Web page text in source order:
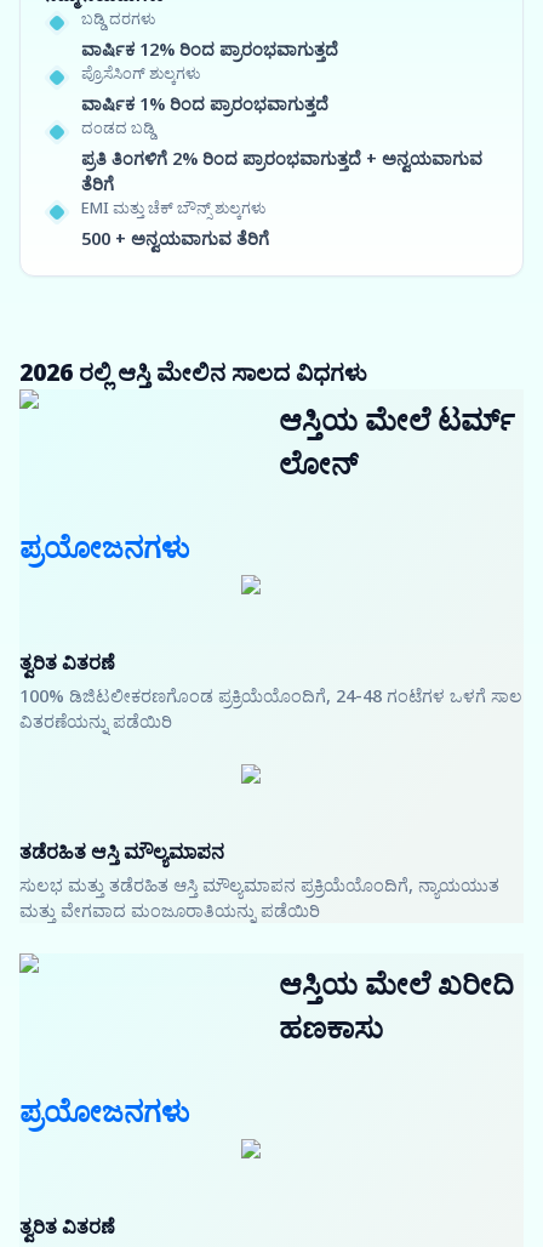
ಬಡ್ಡಿ ದರಗಳು
ವಾರ್ಷಿಕ 12% ರಿಂದ ಪ್ರಾರಂಭವಾಗುತ್ತದೆ
ಪ್ರೊಸೆಸಿಂಗ್ ಶುಲ್ಕಗಳು
ವಾರ್ಷಿಕ 1% ರಿಂದ ಪ್ರಾರಂಭವಾಗುತ್ತದೆ
ದಂಡದ ಬಡ್ಡಿ
ಪ್ರತಿ ತಿಂಗಳಿಗೆ 2% ರಿಂದ ಪ್ರಾರಂಭವಾಗುತ್ತದೆ + ಅನ್ವಯವಾಗುವ
ತೆರಿಗೆ
EMI ಮತ್ತು ಚೆಕ್ ಬೌನ್ಸ್ ಶುಲ್ಕಗಳು
500 + ಅನ್ವಯವಾಗುವ ತೆರಿಗೆ
2026 ರಲ್ಲಿ ಆಸ್ತಿ ಮೇಲಿನ ಸಾಲದ ವಿಧಗಳು
ಆಸ್ತಿಯ ಮೇಲೆ ಟರ್ಮ್
ಲೋನ್
ಪ್ರಯೋಜನಗಳು
ತ್ವರಿತ ವಿತರಣೆ
100% ಡಿಜಿಟಲೀಕರಣಗೊಂಡ ಪ್ರಕ್ರಿಯೆಯೊಂದಿಗೆ, 24-48 ಗಂಟೆಗಳ ಒಳಗೆ ಸಾಲ
ವಿತರಣೆಯನ್ನು ಪಡೆಯಿರಿ
ತಡೆರಹಿತ ಆಸ್ತಿ ಮೌಲ್ಯಮಾಪನ
ಸುಲಭ ಮತ್ತು ತಡೆರಹಿತ ಆಸ್ತಿ ಮೌಲ್ಯಮಾಪನ ಪ್ರಕ್ರಿಯೆಯೊಂದಿಗೆ, ನ್ಯಾಯಯುತ
ಮತ್ತು ವೇಗವಾದ ಮಂಜೂರಾತಿಯನ್ನು ಪಡೆಯಿರಿ
ಆಸ್ತಿಯ ಮೇಲೆ ಖರೀದಿ
ಹಣಕಾಸು
ಪ್ರಯೋಜನಗಳು
ತ್ವರಿತ ವಿತರಣೆ